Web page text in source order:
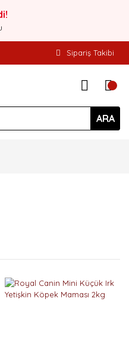
Sipariş Takibi
ARA